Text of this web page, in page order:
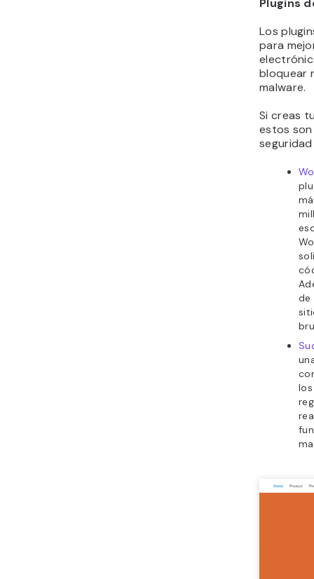
Plugins
Los
para
bloquear
malware.
Si creas
estos
de